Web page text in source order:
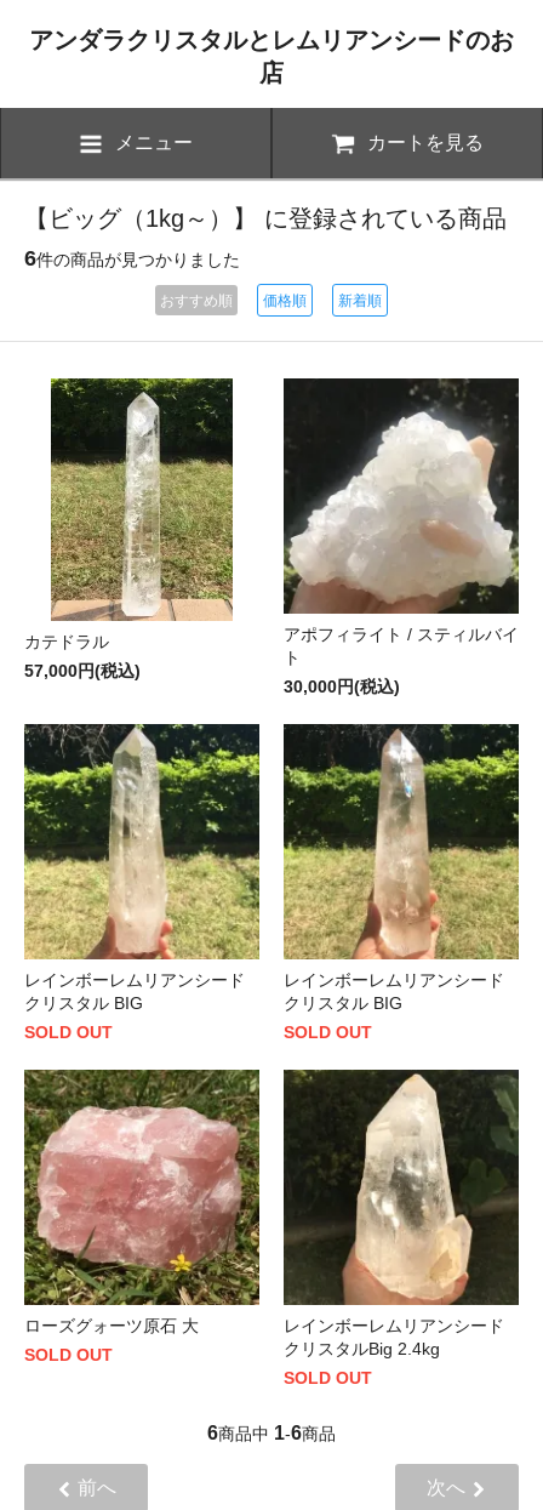
アンダラクリスタルとレムリアンシードのお
店
メニュー カートを見る
【ビッグ（1kg～）】 に登録されている商品
6件の商品が見つかりました
おすすめ順 価格順 新着順
カテドラル
57,000円(税込)
アポフィライト / スティルバイ
ト
30,000円(税込)
レインボーレムリアンシード
クリスタル BIG
SOLD OUT
レインボーレムリアンシード
クリスタル BIG
SOLD OUT
ローズグォーツ原石 大
SOLD OUT
レインボーレムリアンシード
クリスタルBig 2.4kg
SOLD OUT
6商品中 1-6商品
前へ 次へ